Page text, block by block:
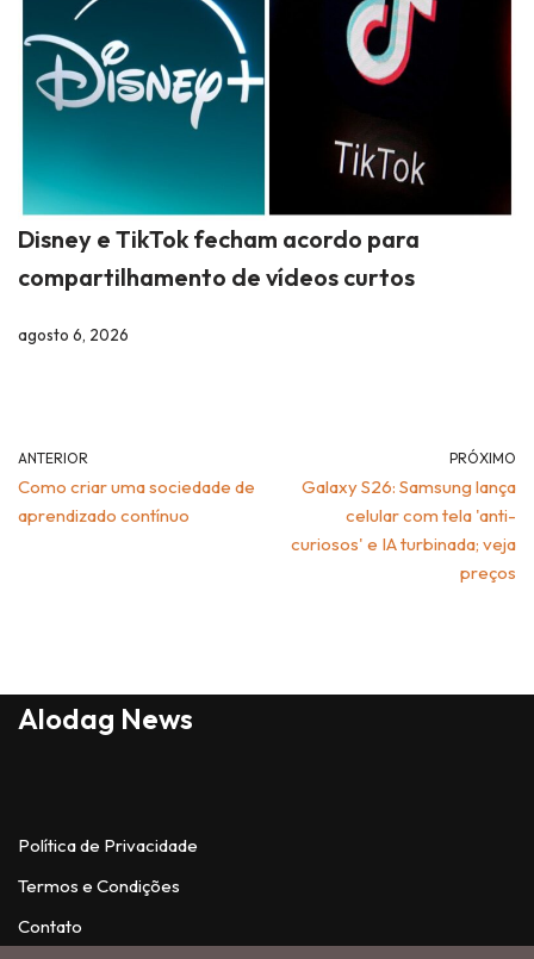
Disney e TikTok fecham acordo para
compartilhamento de vídeos curtos
agosto 6, 2026
ANTERIOR
Como criar uma sociedade de
aprendizado contínuo
PRÓXIMO
Galaxy S26: Samsung lança
celular com tela 'anti-
curiosos' e IA turbinada; veja
preços
Alodag News
Política de Privacidade
Termos e Condições
Contato